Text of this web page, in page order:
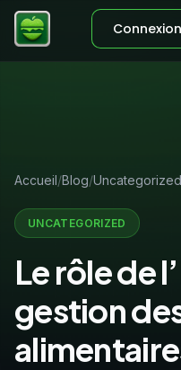
Connexion
Accueil Blog Uncategorized
UNCATEGORIZED
Le rôle de
gestion